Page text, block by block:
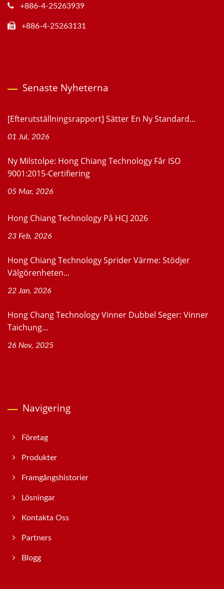
+886-4-25263939
+886-4-25263131
Senaste Nyheterna
[Efterutställningsrapport] Sätter En Ny Standard...
01 Jul, 2026
Ny Milstolpe: Hong Chiang Technology Får ISO
9001:2015-Certifiering
05 Mar, 2026
Hong Chiang Technology På HCJ 2026
23 Feb, 2026
Hong Chiang Technology Sprider Värme: Stödjer
Välgörenheten...
22 Jan, 2026
Hong Chang Technology Vinner Dubbel Seger: Vinner
Taichung...
26 Nov, 2025
Navigering
Företag
Produkter
Framgångshistorier
Lösningar
Kontakta Oss
Partners
Blogg